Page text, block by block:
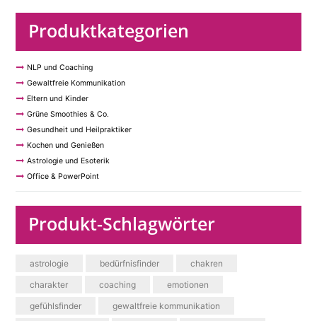
Produktkategorien
NLP und Coaching
Gewaltfreie Kommunikation
Eltern und Kinder
Grüne Smoothies & Co.
Gesundheit und Heilpraktiker
Kochen und Genießen
Astrologie und Esoterik
Office & PowerPoint
Produkt-Schlagwörter
astrologie bedürfnisfinder
chakren
charakter
coaching
emotionen
gefühlsfinder
gewaltfreie kommunikation